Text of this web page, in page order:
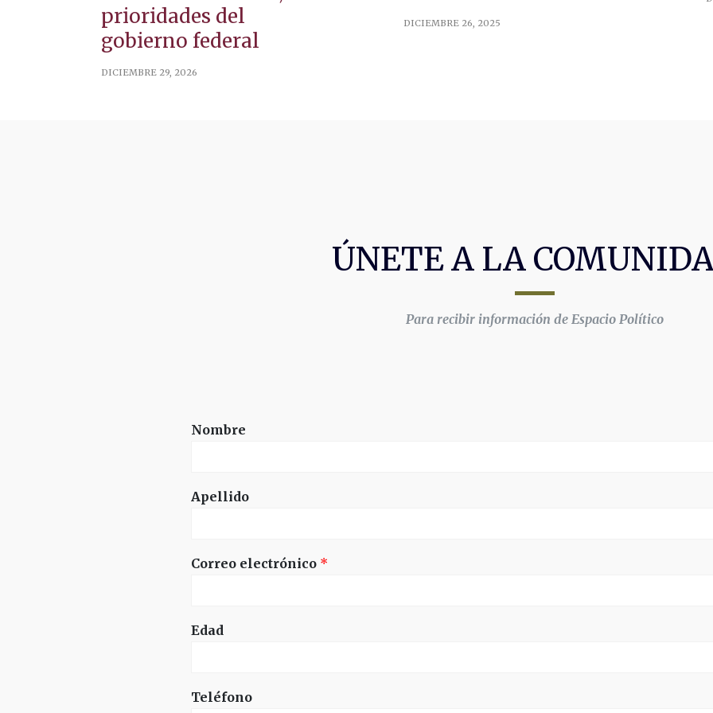
prioridades del
gobierno federal
DICIEMBRE 29, 2026
DICIEMBRE 26, 2025
ÚNETE A LA
Para recibir información de Espacio Político
Nombre
Apellido
Correo electrónico *
Edad
Teléfono